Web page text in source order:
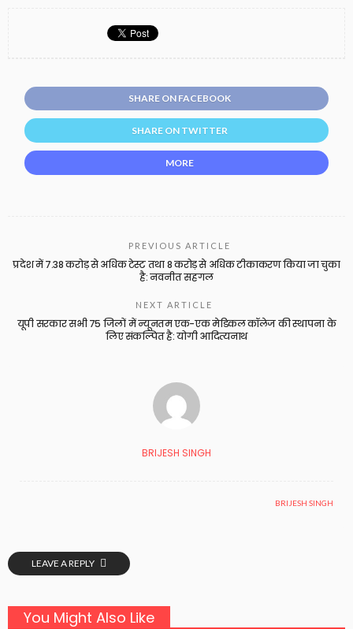
SHARE ON FACEBOOK
SHARE ON TWITTER
MORE
PREVIOUS ARTICLE
प्रदेश में 7.38 करोड़ से अधिक टेस्ट तथा 8 करोड़ से अधिक टीकाकरण किया जा चुका
है: नवनीत सहगल
NEXT ARTICLE
यूपी सरकार सभी 75 जिलों में न्यूनतम एक-एक मेडिकल कॉलेज की स्थापना के
लिए संकल्पित है: योगी आदित्यनाथ
BRIJESH SINGH
BRIJESH SINGH
LEAVE A REPLY
You Might Also Like